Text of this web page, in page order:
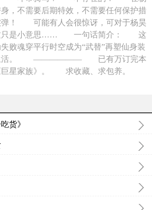
，不需要后期特效，不需要任何保护措
弹！ 可能有人会很惊讶，可对于杨昊
这只是小意思…… 一句话简介： 这
败魂穿平行时空成为“武替”再塑仙身装
生活。 —————— 已有万订完本
巨星家族》。 求收藏、求包养。
货》